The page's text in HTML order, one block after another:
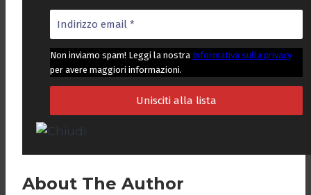
Non inviamo spam! Leggi la nostra Informativa sulla privacy
per avere maggiori informazioni.
About The Author